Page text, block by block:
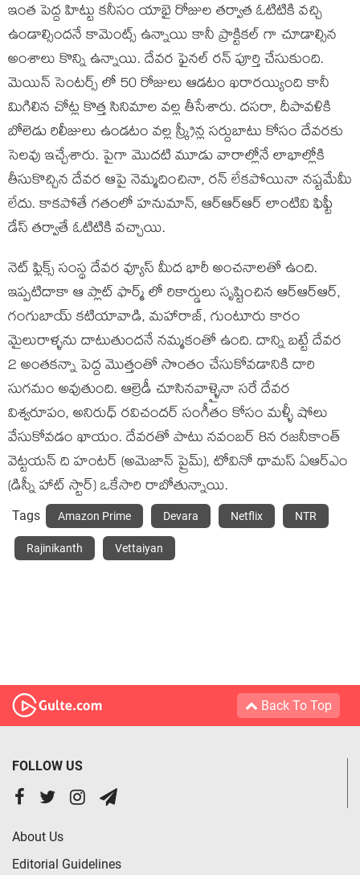
ఇంత పెద్ద హిట్టు కనీసం యాభై రోజుల తర్వాత ఓటిటికి వచ్చి
ఉండాల్సిందనే కామెంట్స్ ఉన్నాయి కానీ ప్రాక్టికల్ గా చూడాల్సిన
అంశాలు కొన్ని ఉన్నాయి. దేవర ఫైనల్ రన్ పూర్తి చేసుకుంది.
మెయిన్ సెంటర్స్ లో 50 రోజులు ఆడటం ఖరారయ్యింది కానీ
మిగిలిన చోట్ల కొత్త సినిమాల వల్ల తీసేశారు. దసరా, దీపావళికి
బోలెడు రిలీజులు ఉండటం వల్ల స్క్రీన్ల సర్దుబాటు కోసం దేవరకు
సెలవు ఇచ్చేశారు. పైగా మొదటి మూడు వారాల్లోనే లాభాల్లోకి
తీసుకొచ్చిన దేవర ఆపై నెమ్మదించినా, రన్ లేకపోయినా నష్టమేమీ
లేదు. కాకపోతే గతంలో హనుమాన్, ఆర్ఆర్ఆర్ లాంటివి ఫిఫ్టీ
డేస్ తర్వాతే ఓటిటికి వచ్చాయి.
నెట్ ఫ్లిక్స్ సంస్థ దేవర వ్యూస్ మీద భారీ అంచనాలతో ఉంది.
ఇప్పటిదాకా ఆ ప్లాట్ ఫార్మ్ లో రికార్డులు సృష్టించిన ఆర్ఆర్ఆర్,
గంగుబాయ్ కటియావాడి, మహారాజ్, గుంటూరు కారం
మైలురాళ్ళను దాటుతుందనే నమ్మకంతో ఉంది. దాన్ని బట్టే దేవర
2 అంతకన్నా పెద్ద మొత్తంతో సొంతం చేసుకోవడానికి దారి
సుగమం అవుతుంది. ఆల్రెడీ చూసినవాళ్ళైనా సరే దేవర
విశ్వరూపం, అనిరుధ్ రవిచందర్ సంగీతం కోసం మళ్ళీ షోలు
వేసుకోవడం ఖాయం. దేవరతో పాటు నవంబర్ 8న రజనీకాంత్
వెట్టయన్ ది హంటర్ (అమెజాన్ ప్రైమ్), టోవినో థామస్ ఏఆర్ఎం
(డిస్నీ హాట్ స్టార్) ఒకేసారి రాబోతున్నాయి.
Tags Amazon Prime Devara Netflix NTR
Rajinikanth Vettaiyan
Back To Top
FOLLOW US
About Us
Editorial Guidelines